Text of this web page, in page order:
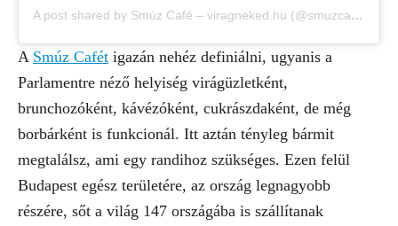
A post shared by Smúz Café – viragneked.hu (@smuzcafe)
A Smúz Cafét igazán nehéz definiálni, ugyanis a
Parlamentre néző helyiség virágüzletként,
brunchozóként, kávézóként, cukrászdaként, de még
borbárként is funkcionál. Itt aztán tényleg bármit
megtalálsz, ami egy randihoz szükséges. Ezen felül
Budapest egész területére, az ország legnagyobb
részére, sőt a világ 147 országába is szállítanak